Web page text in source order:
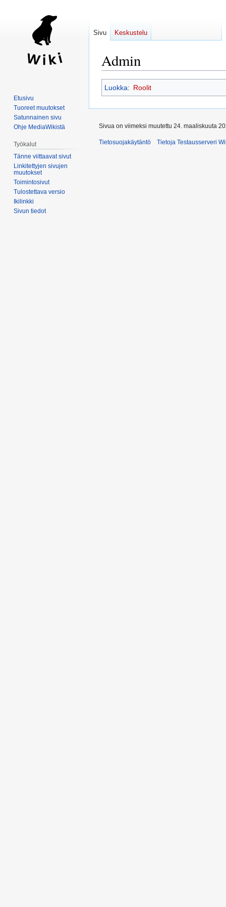
Admin
Siirry
navigaatioon
Siirry
hakuun
Luokka: Roolit
Sivu Keskustelu
Etusivu
Tuoreet muutokset
Satunnainen sivu
Ohje MediaWikistä
Työkalut
Tänne viittaavat sivut
Linkitettyjen sivujen
muutokset
Toimintosivut
Tulostettava versio
Ikilinkki
Sivun tiedot
Sivua on viimeksi muutettu 24. maaliskuuta
Tietosuojakäytäntö Tietoja Testausserveri